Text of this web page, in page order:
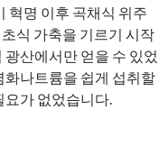
혁명 이후 곡채식 위주
식 가축을 기르기 시작
산에서만 얻을 수 있었
화나트륨을 쉽게 섭취할
요가 없었습니다.